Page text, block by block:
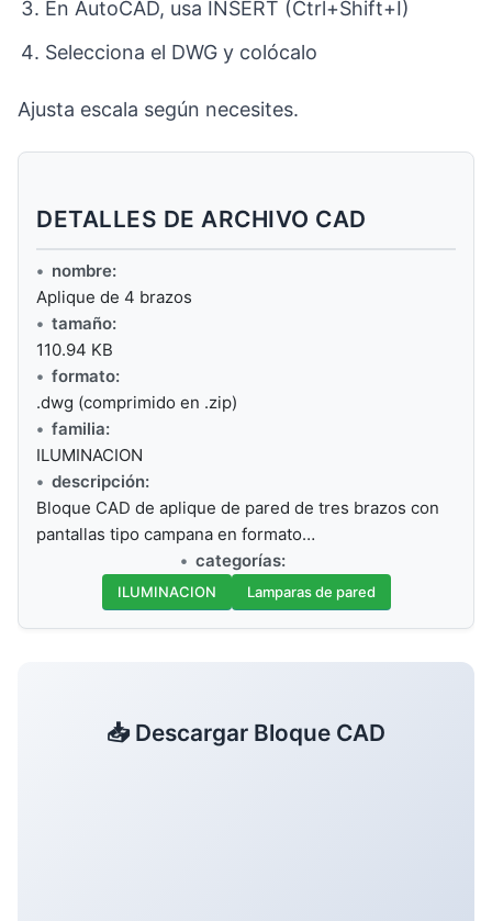
En AutoCAD, usa INSERT (Ctrl+Shift+I)
Selecciona el DWG y colócalo
Ajusta escala según necesites.
DETALLES DE ARCHIVO CAD
nombre:
Aplique de 4 brazos
tamaño:
110.94 KB
formato:
.dwg (comprimido en .zip)
familia:
ILUMINACION
descripción:
Bloque CAD de aplique de pared de tres brazos con
pantallas tipo campana en formato…
categorías:
ILUMINACION Lamparas de pared
📥 Descargar Bloque CAD